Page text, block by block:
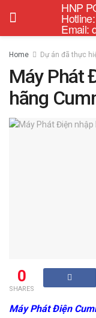
HNP
Email:
Home Dự án đã thực
Máy Phát
hãng
0
SHARES
Máy Phát Điện